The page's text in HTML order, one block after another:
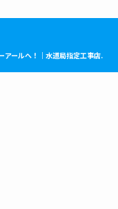
アールへ！｜水道局指定工事店.